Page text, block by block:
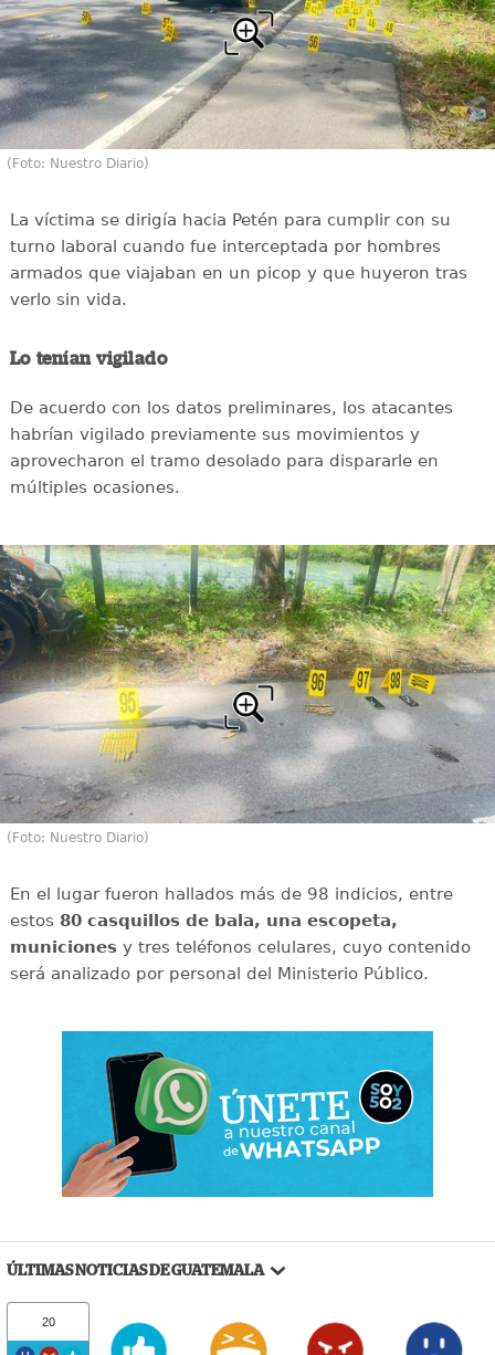
(Foto: Nuestro Diario)
La víctima se dirigía hacia Petén para cumplir con su
turno laboral cuando fue interceptada por hombres
armados que viajaban en un picop y que huyeron tras
verlo sin vida.
Lo tenían vigilado
De acuerdo con los datos preliminares, los atacantes
habrían vigilado previamente sus movimientos y
aprovecharon el tramo desolado para dispararle en
múltiples ocasiones.
(Foto: Nuestro Diario)
En el lugar fueron hallados más de 98 indicios, entre
estos 80 casquillos de bala, una escopeta,
municionesy tres teléfonos celulares, cuyo contenido
será analizado por personal del Ministerio Público.
ÚLTIMAS NOTICIAS DE GUATEMALA
20